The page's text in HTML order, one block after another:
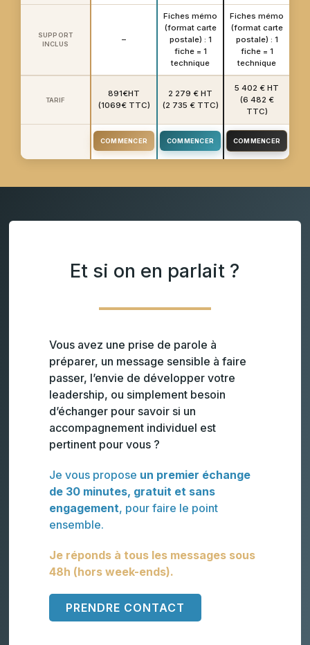
SUPPORT
INCLUS
–
Fiches mémo
(format carte
postale) : 1
fiche = 1
technique
Fiches mémo
(format carte
postale) : 1
fiche = 1
technique
TARIF
891€HT
(1069€ TTC)
2 279 € HT
(2 735 € TTC)
5 402 € HT
(6 482 €
TTC)
COMMENCER COMMENCER COMMENCER
Et si on en parlait ?
Vous avez une prise de parole à
préparer, un message sensible à faire
passer, l’envie de développer votre
leadership, ou simplement besoin
d’échanger pour savoir si un
accompagnement individuel est
pertinent pour vous ?
Je vous propose un premier échange
de 30 minutes, gratuit et sans
engagement, pour faire le point
ensemble.
Je réponds à tous les messages sous
48h (hors week-ends).
PRENDRE CONTACT